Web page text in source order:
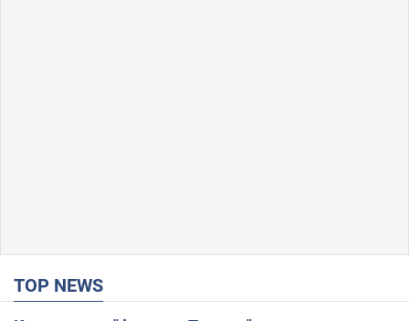
TOP NEWS